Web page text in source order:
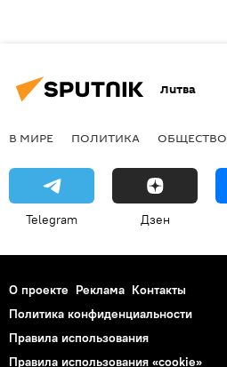
Литва
В МИРЕ ПОЛИТИКА ОБЩЕСТВО
Telegram Дзен
О проекте Реклама Контакты
Политика конфиденциальности
Правила использования
Правила использования «cookie»